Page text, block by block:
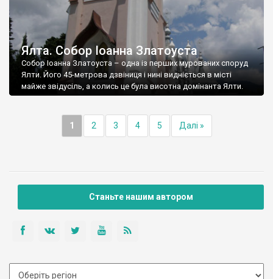
Ялта. Собор Іоанна Златоуста
Собор Іоанна Златоуста – одна із перших мурованих споруд
Ялти. Його 45-метрова дзвіниця і нині видніється в місті
майже звідусіль, а колись це була висотна домінанта Ялти.
1 2 3 4 5 Далі »
Станьте нашим автором